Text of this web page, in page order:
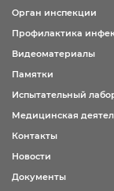
Орган инспекции
Профилактика
Видеоматериалы
Памятки
Испытательный
Медицинская
Контакты
Новости
Документы